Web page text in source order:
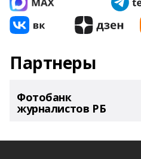
Партнеры
Фотобанк
журналистов РБ